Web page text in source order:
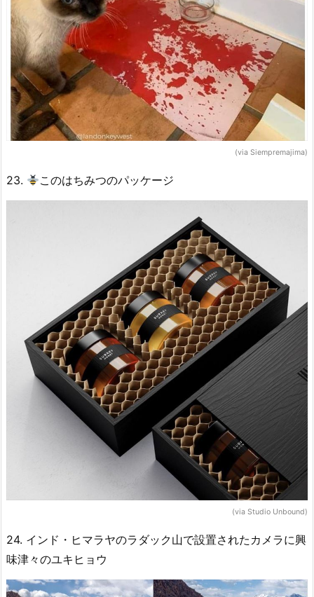
(via Siempremajima)
23. このはちみつのパッケージ
(via Studio Unbound)
24. インド・ヒマラヤのラダック山で設置されたカメラに興
味津々のユキヒョウ